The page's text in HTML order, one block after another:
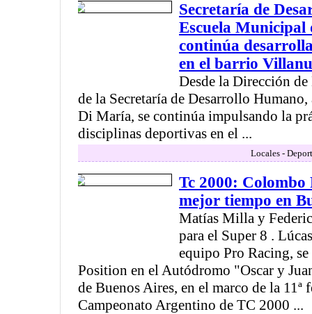
Secretaría de
Escuela Municipal
continúa
en el barrio
Desde la Dirección
de la Secretaría de Desarrollo
Di María, se continúa impulsando la
disciplinas deportivas en el ...
Locales -
Tc 2000: Colombo
mejor tiempo en
Matías Milla y
para el Super 8 .
equipo Pro Racing,
Position en el Autódromo "Oscar y
de Buenos Aires, en el marco de la 11ª
Campeonato Argentino de TC 2000 ...